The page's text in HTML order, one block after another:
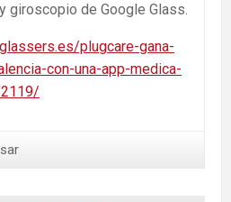
giroscopio de Google Glass.
plugcare-gana-
con-una-app-medica-